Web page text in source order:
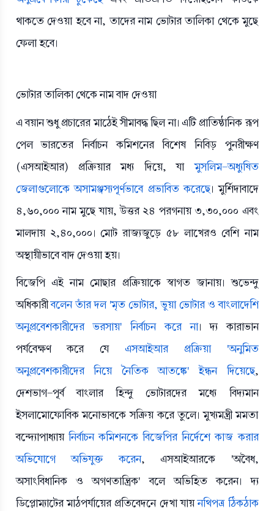
থাকতে দেওয়া হবে না, তাদের নাম ভোটার তালিকা থেকে মুছে
ফেলা হবে।
ভোটার তালিকা থেকে নাম বাদ দেওয়া
এ বয়ান শুধু প্রচারের মাঠেই সীমাবদ্ধ ছিল না। এটি প্রাতিষ্ঠানিক রূপ
পেল ভারতের নির্বাচন কমিশনের বিশেষ নিবিড় পুনরীক্ষণ
(এসআইআর) প্রক্রিয়ার মধ্য দিয়ে, যামুসলিম-অধ্যুষিত
জেলাগুলোকে অসামঞ্জস্যপূর্ণভাবে প্রভাবিত করেছে। মুর্শিদাবাদে
৪,৬০,০০০ নাম মুছে যায়, উত্তর ২৪ পরগনায় ৩,৩০,০০০ এবং
মালদায় ২,৪০,০০০। মোট রাজ্যজুড়ে ৫৮ লাখেরও বেশি নাম
অস্থায়ীভাবে বাদ দেওয়া হয়।
বিজেপি এই নাম মোছার প্রক্রিয়াকে স্বাগত জানায়। শুভেন্দু
অধিকারীবলেন তাঁর দল 'মৃত ভোটার, ভুয়া ভোটার ও বাংলাদেশি
অনুপ্রবেশকারীদের ভরসায়' নির্বাচন করে না। দ্য কারাভান
পর্যবেক্ষণ করে যে এসআইআর প্রক্রিয়া 'অনুমিত
অনুপ্রবেশকারীদের নিয়ে নৈতিক আতঙ্কে' ইন্ধন দিয়েছে,
দেশভাগ-পূর্ব বাংলার হিন্দু ভোটারদের মধ্যে বিদ্যমান
ইসলামোফোবিক মনোভাবকে সক্রিয় করে তুলে। মুখ্যমন্ত্রী মমতা
বন্দ্যোপাধ্যায় নির্বাচন কমিশনকে বিজেপির নির্দেশে কাজ করার
অভিযোগে অভিযুক্ত করেন, এসআইআরকে 'অবৈধ,
অসাংবিধানিক ও অগণতান্ত্রিক' বলে অভিহিত করেন। দ্য
ডিপ্লোম্যাটের মাঠপর্যায়ের প্রতিবেদনে দেখা যায়নথিপত্র ঠিকঠাক